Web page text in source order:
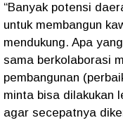
“Banyak potensi
untuk membangun
mendukung. Apa
sama berkolaborasi
pembangunan
minta bisa dilakukan
agar secepatnya